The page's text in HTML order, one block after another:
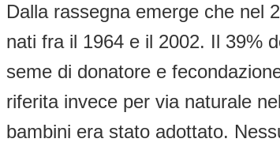
Dalla rassegna emerge che nel
nati fra il 1964 e il 2002. Il 39%
seme di donatore e
riferita invece per via naturale
bambini era stato adottato.